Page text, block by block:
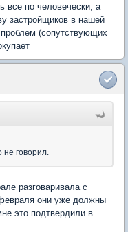
все по человечески, а
застройщиков в нашей
(сопутствующих
не говорил.
разговаривала с
они уже должны
это подтвердили в